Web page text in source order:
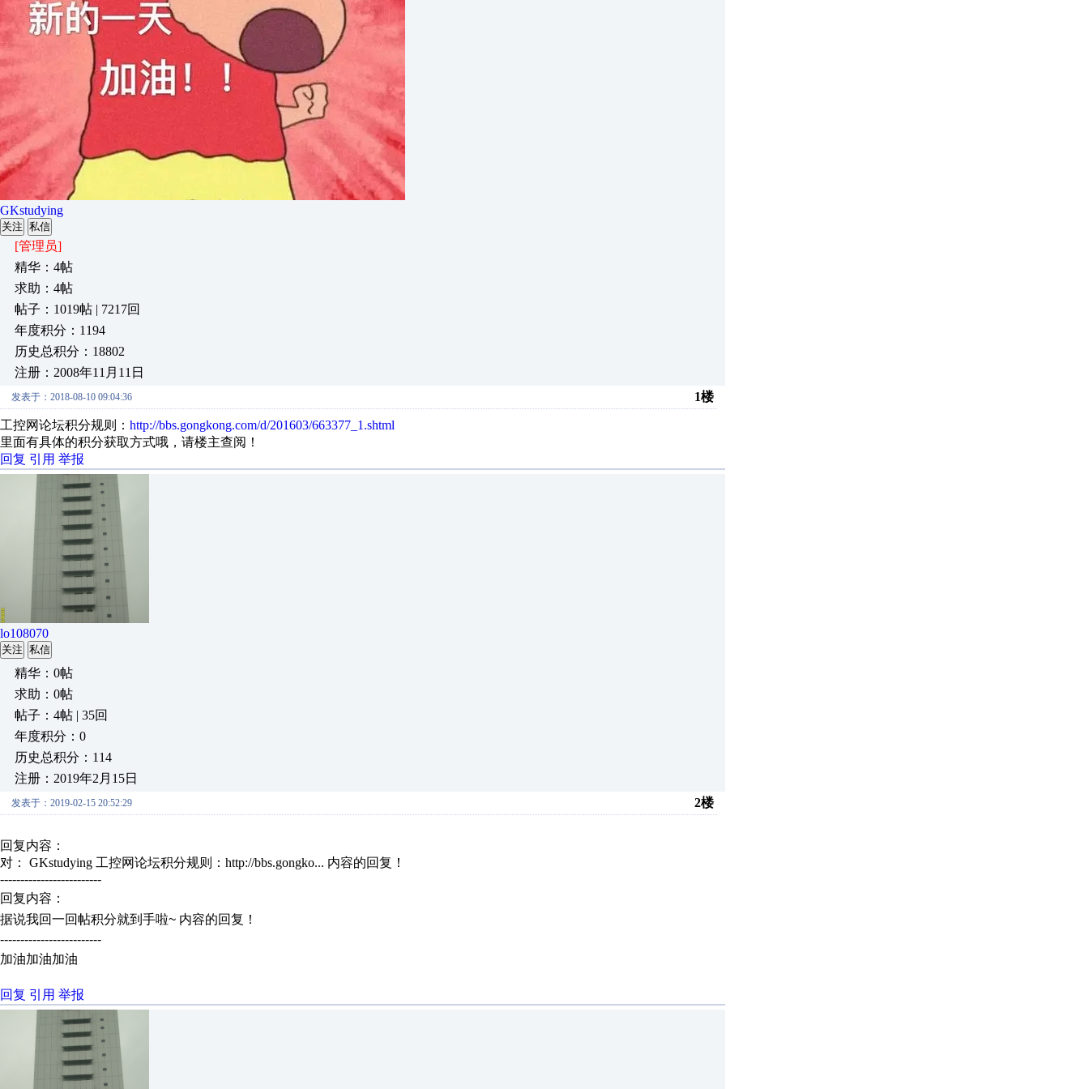
GKstudying
关注 私信
[管理员]
精华：4帖
求助：4帖
帖子：1019帖 | 7217回
年度积分：1194
历史总积分：18802
注册：2008年11月11日
发表于：2018-08-10 09:04:36 1楼
工控网论坛积分规则： http://bbs.gongkong.com/d/201603/663377_1.shtml
里面有具体的积分获取方式哦，请楼主查阅！
回复 引用 举报
lo108070
关注 私信
精华：0帖
求助：0帖
帖子：4帖 | 35回
年度积分：0
历史总积分：114
注册：2019年2月15日
发表于：2019-02-15 20:52:29 2楼
回复内容：
对： GKstudying 工控网论坛积分规则：http://bbs.gongko... 内容的回复！
-------------------------
回复内容：
据说我回一回帖积分就到手啦~ 内容的回复！
-------------------------
加油加油加油
回复 引用 举报